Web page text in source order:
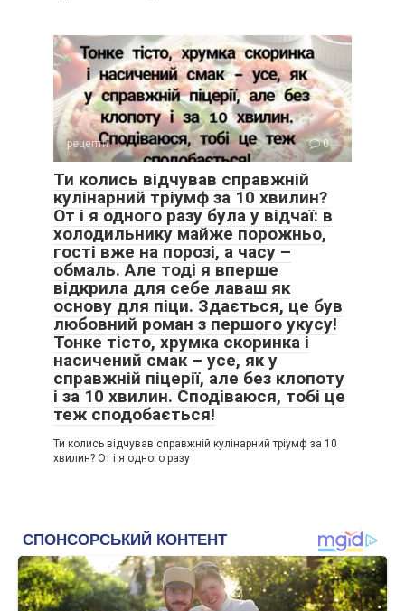
рецепти 0
Ти колись відчував справжній
кулінарний тріумф за 10 хвилин?
От і я одного разу була у відчаї: в
холодильнику майже порожньо,
гості вже на порозі, а часу –
обмаль. Але тоді я вперше
відкрила для себе лаваш як
основу для піци. Здається, це був
любовний роман з першого укусу!
Тонке тісто, хрумка скоринка і
насичений смак – усе, як у
справжній піцерії, але без клопоту
і за 10 хвилин. Сподіваюся, тобі це
теж сподобається!
Ти колись відчував справжній кулінарний тріумф за 10
хвилин? От і я одного разу